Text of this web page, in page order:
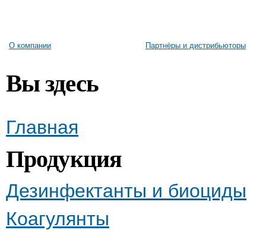
О компании Партнёры и дистрибьюторы
Вы здесь
Главная
Продукция
Дезинфектанты и биоциды
Коагулянты